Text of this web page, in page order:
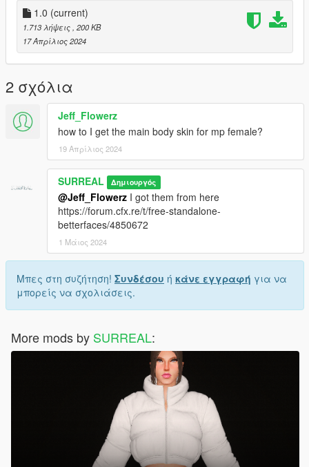
1.0 (current)
1.713 λήψεις , 200 KB
17 Απρίλιος 2024
2 σχόλια
Jeff_Flowerz
how to I get the main body skin for mp female?
19 Απρίλιος 2024
SURREAL Δημιουργός
@Jeff_Flowerz I got them from here
https://forum.cfx.re/t/free-standalone-
betterfaces/4850672
1 Μάιος 2024
Μπες στη συζήτηση! Συνδέσου ή κάνε εγγραφή για να
μπορείς να σχολιάσεις.
More mods by SURREAL: